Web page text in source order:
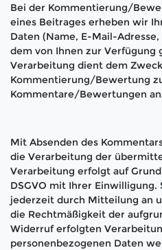
Bei der Kommentierung/
eines Beitrages erheben wir
Daten (Name, E-Mail-
dem von Ihnen zur Verfügung
Verarbeitung dient dem
Kommentierung/Bewertung
Kommentare/Bewertungen
Mit Absenden des
die Verarbeitung der
Verarbeitung erfolgt auf
DSGVO mit Ihrer
jederzeit durch Mitteilung an
die Rechtmäßigkeit der
Widerruf erfolgten
personenbezogenen Daten